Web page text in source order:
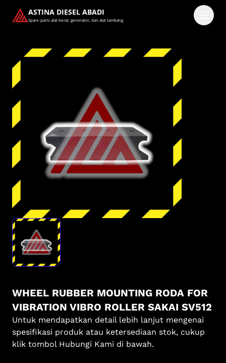
ASTINA DIESEL ABADI
Spare-parts alat berat, generator, dan alat tambang
Lanjutkan dengan Google
Dengan melanjutkan, kamu telah membaca dan setuju
denganKetentuan LayanandanKebijakan Privasi kami.
WHEEL RUBBER MOUNTING RODA FOR
VIBRATION VIBRO ROLLER SAKAI SV512
Untuk mendapatkan detail lebih lanjut mengenai
spesifikasi produk atau ketersediaan stok, cukup
klik tombol Hubungi Kami di bawah.